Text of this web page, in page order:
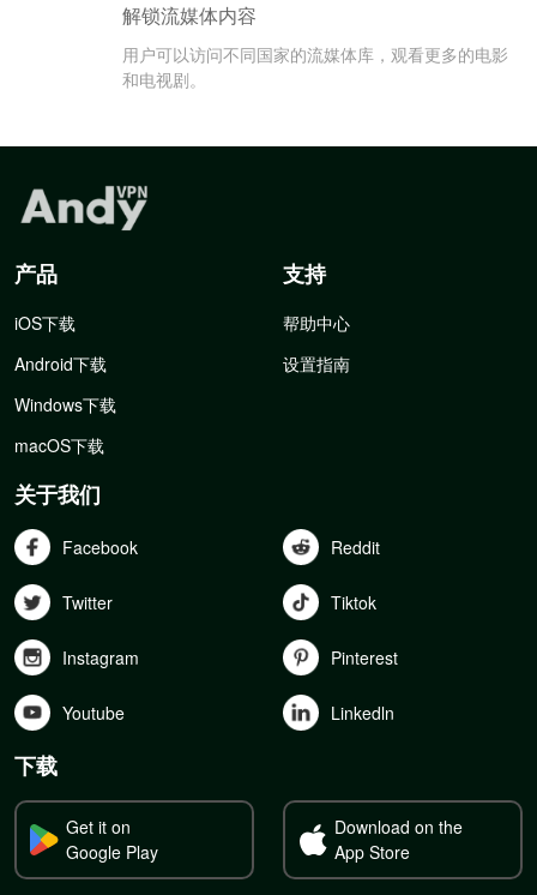
解锁流媒体内容
用户可以访问不同国家的流媒体库，观看更多的电影
和电视剧。
产品
iOS下载
Android下载
Windows下载
macOS下载
支持
帮助中心
设置指南
关于我们
Facebook Reddit
Twitter Tiktok
Instagram Pinterest
Youtube Linkedln
下载
Get it on
Google Play
Download on the
App Store